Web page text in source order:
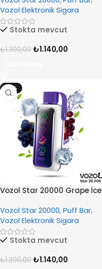
Vozol Elektronik Sigara
Stokta mevcut
₺1.300,00 ₺1.140,00
-12%
Vozol Star 20000 Grape İce
Vozol Star 20000,Puff Bar,
Vozol Elektronik Sigara
Stokta mevcut
₺1.300,00 ₺1.140,00